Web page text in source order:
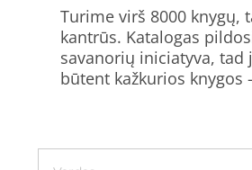
Turime virš 8000 knygų,
kantrūs. Katalogas
savanorių iniciatyva, tad
būtent kažkurios knygos